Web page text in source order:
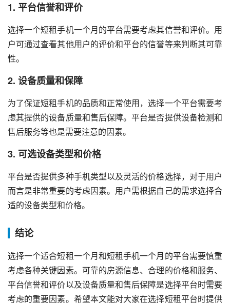
1. 平台信誉和评价
选择一个短租手机一个月的平台需要考虑其信誉和评价。用
户可通过查看其他用户的评价和平台的信誉等来判断其可靠
性。
2. 设备质量和保障
为了保证短租手机的品质和正常使用，选择一个平台需要考
虑其提供的设备质量和售后保障。平台是否提供设备检测和
售后服务等也是需要注意的因素。
3. 可选设备类型和价格
平台是否提供多种手机类型以及灵活的价格选择，对于用户
而言是非常重要的考虑因素。用户需根据自己的需求选择合
适的设备类型和价格。
结论
选择一个适合短租一个月和短租手机一个月的平台需要慎重
考虑各种关键因素。可靠的房源信息、合理的价格和服务、
平台信誉和评价以及设备质量和售后保障是选择平台时需要
考虑的重要因素。希望本文能对大家在选择短租平台时提供